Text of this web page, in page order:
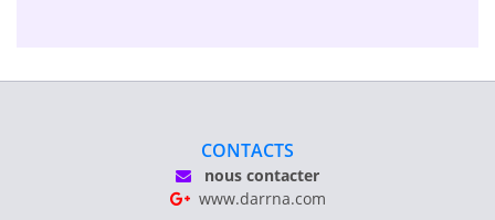
CONTACTS
nous contacter
www.darrna.com